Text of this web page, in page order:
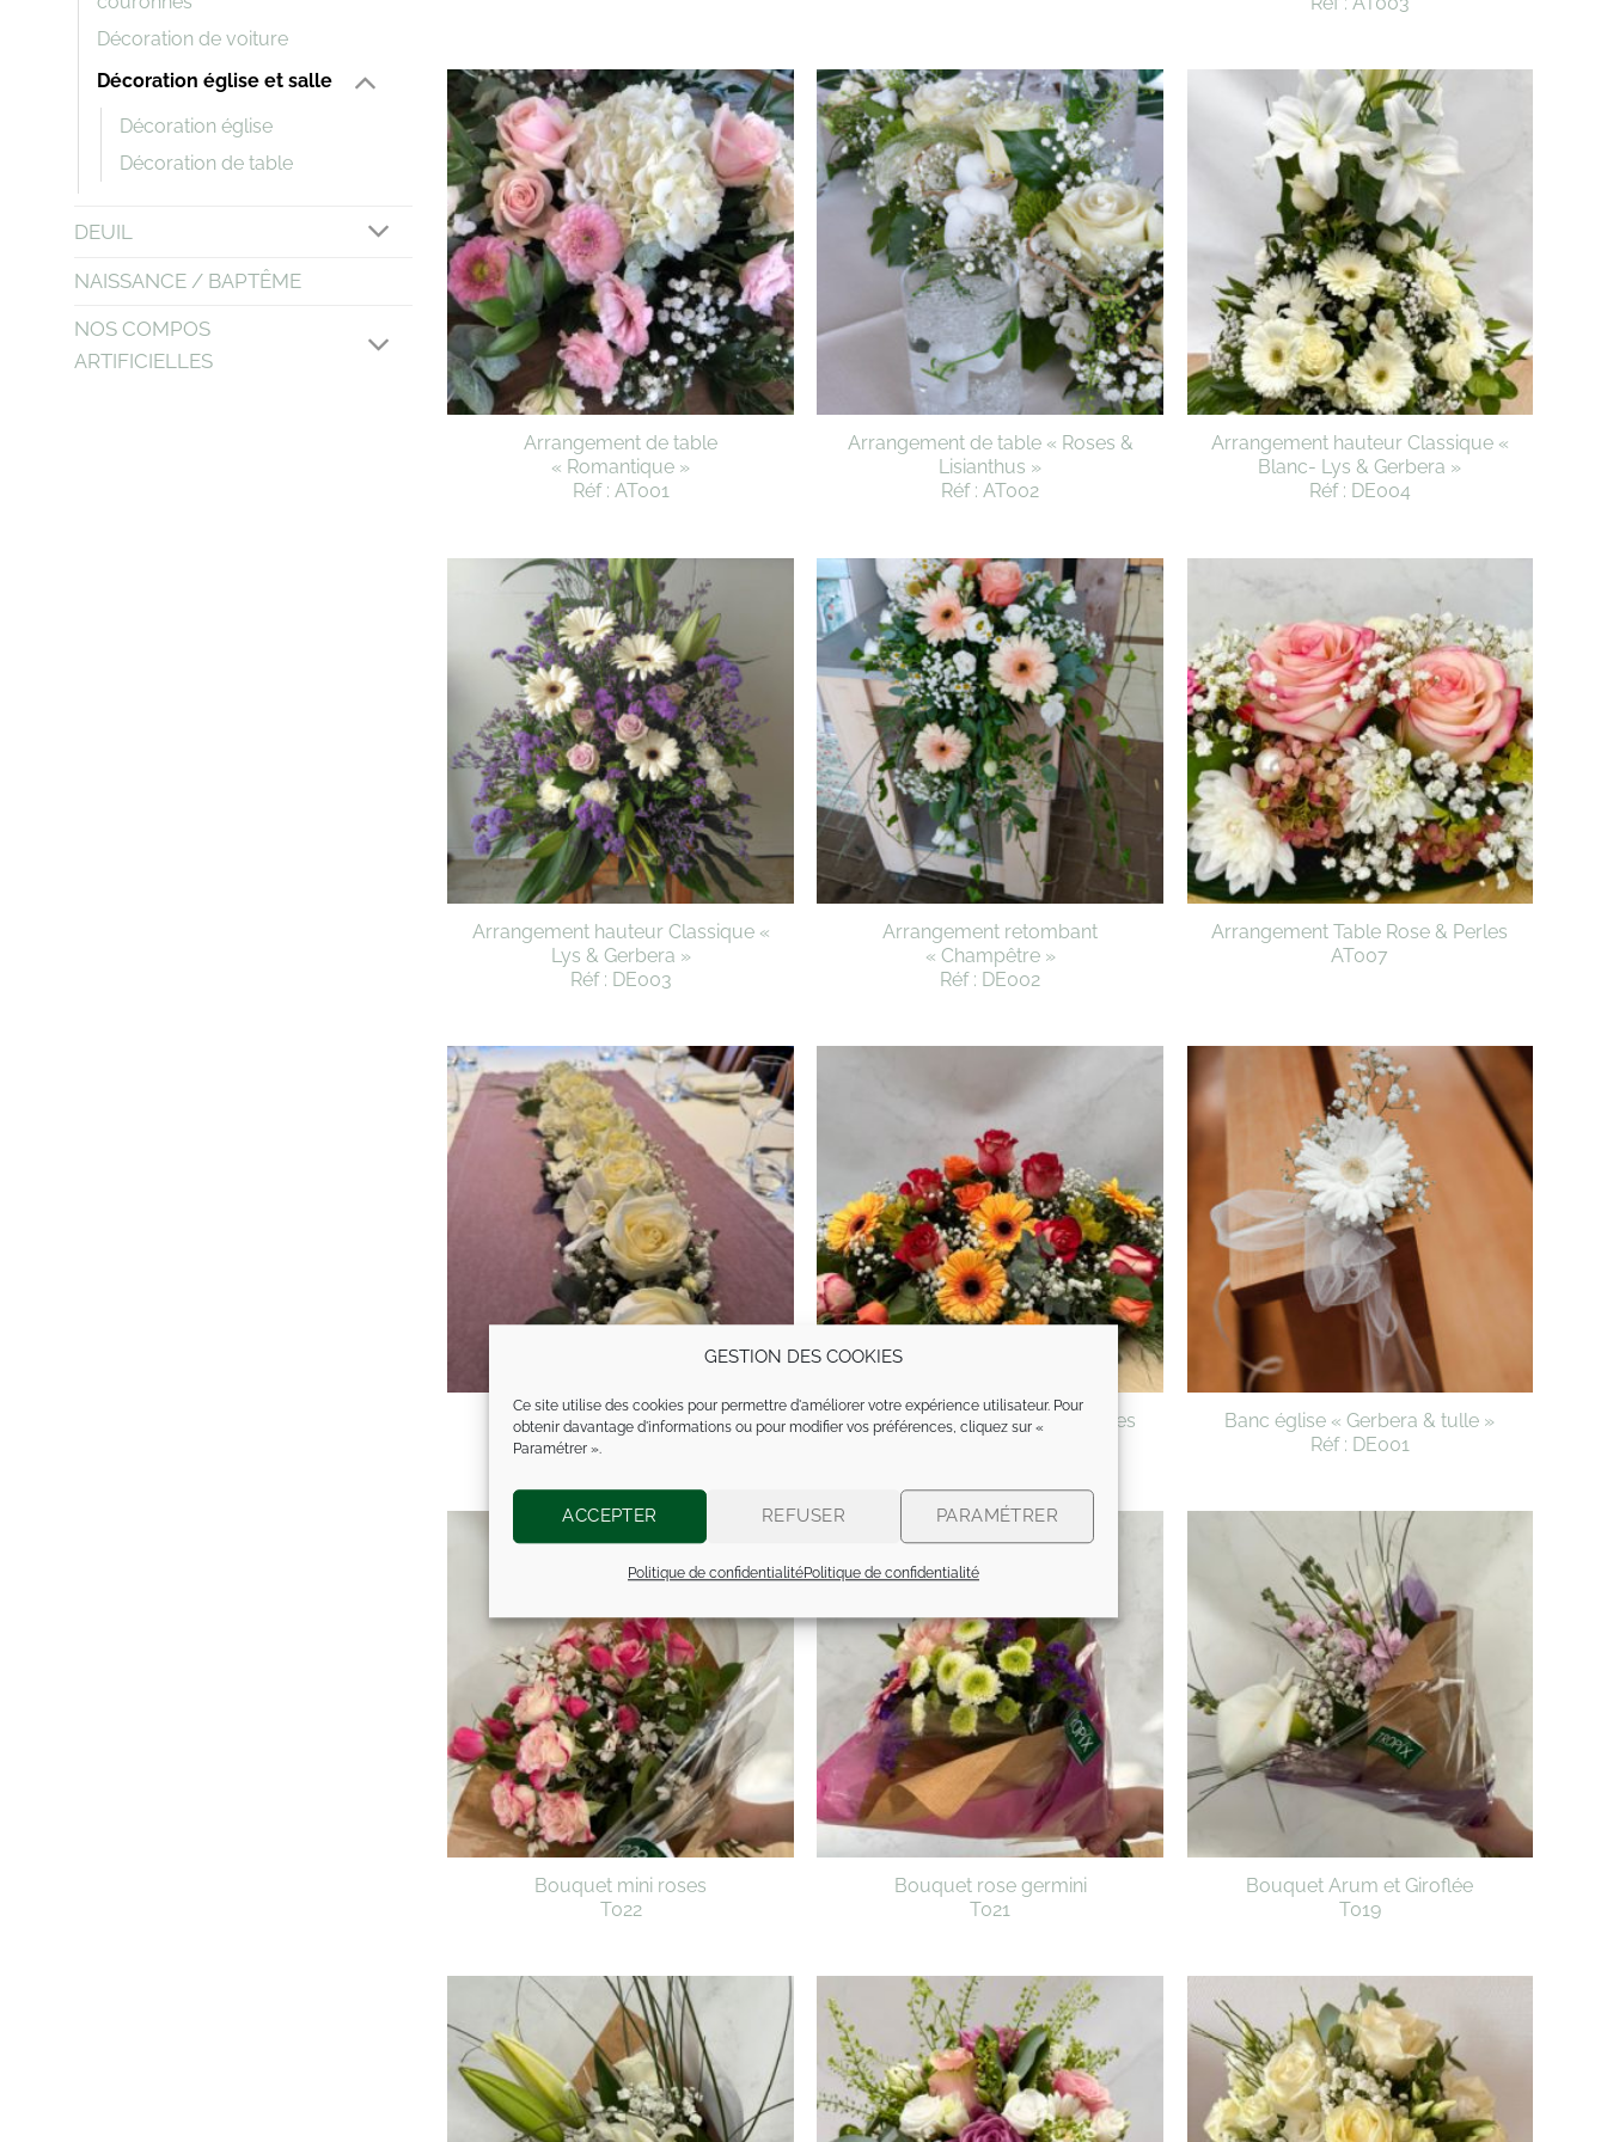
GESTION DES COOKIES
Ce site utilise des cookies pour permettre d'améliorer votre expérience utilisateur. Pour
obtenir davantage d'informations ou pour modifier vos préférences, cliquez sur «
Paramétrer ».
ACCEPTER REFUSER PARAMÉTRER
Politique de confidentialitéPolitique de confidentialité
Décoration de voiture
Décoration église et salle
Décoration église
Décoration de table
DEUIL
NAISSANCE / BAPTÊME
NOS COMPOS
ARTIFICIELLES
Arrangement de table
« Romantique »
Réf : AT001
Arrangement de table « Roses &
Lisianthus »
Réf : AT002
Arrangement hauteur Classique «
Blanc- Lys & Gerbera »
Réf : DE004
Arrangement hauteur Classique «
Lys & Gerbera »
Réf : DE003
Arrangement retombant
« Champêtre »
Réf : DE002
Arrangement Table Rose & Perles
AT007
Arrangement Table Roses
AT011
ArrangementTableCouleursVives
Banc église « Gerbera & tulle »
Réf : DE001
Bouquet mini roses
T022
Bouquet rose germini
T021
Bouquet Arum et Giroflée
T019